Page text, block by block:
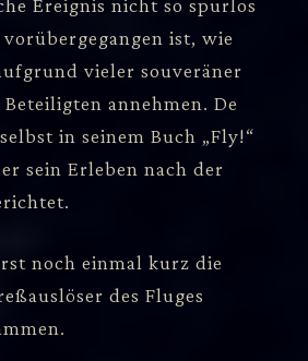
Ereignis nicht so spurlos
ist, wie
vieler souveräner
annehmen. De
in seinem Buch „Fly!“
sein Erleben nach der
noch einmal kurz die
des Fluges